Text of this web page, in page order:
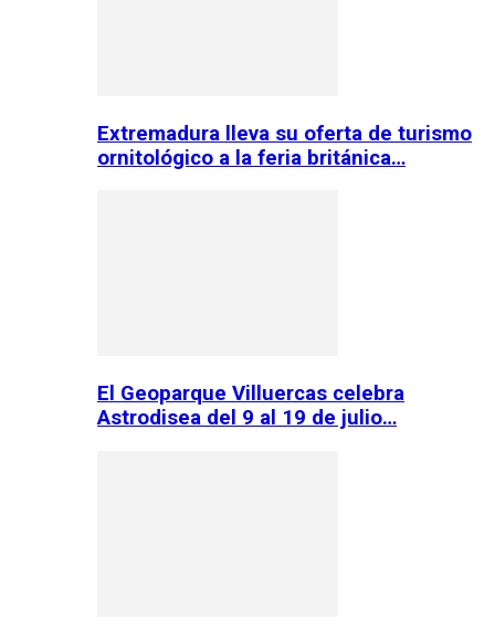
Extremadura lleva su oferta de turismo
ornitológico a la feria británica…
El Geoparque Villuercas celebra
Astrodisea del 9 al 19 de julio…